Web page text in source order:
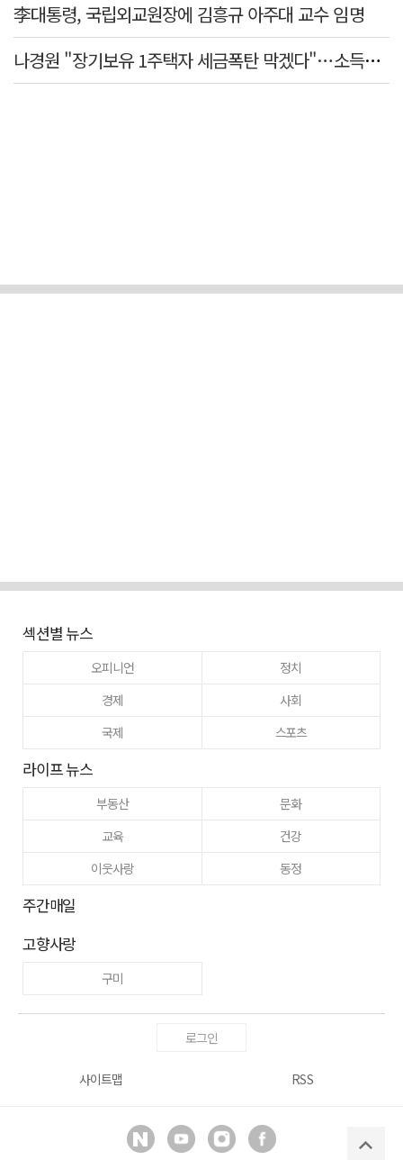
李대통령, 국립외교원장에 김흥규 아주대 교수 임명
나경원 "장기보유 1주택자 세금폭탄 막겠다"…소득세법 개정안 발의
섹션별 뉴스
오피니언
정치
경제
사회
국제
스포츠
라이프 뉴스
부동산
문화
교육
건강
이웃사랑
동정
주간매일
고향사랑
구미
로그인
사이트맵 RSS